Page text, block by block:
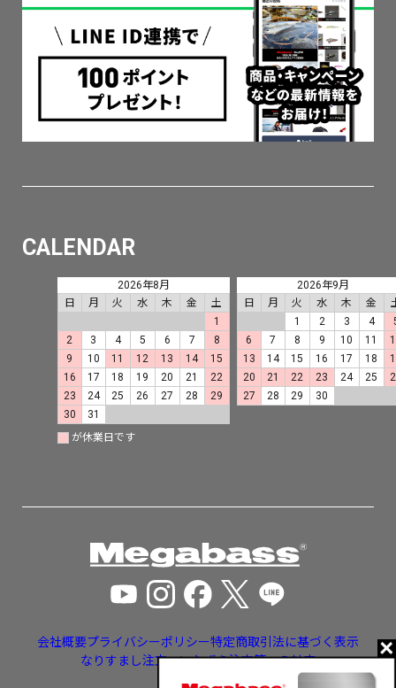
CALENDAR
2026年8月
日
月 火 水 木 金
土
1
2
3 4 5 6 7
8
9
10 11 12 13 14
15
16
17 18 19 20 21
22
23
24 25 26 27 28
29
30
31
2026年9月
日
月 火 水 木 金
1
2 3 4
6
7 8 9 10 11
13
14 15 16 17 18
20
21 22 23 24 25
27
28 29 30
が休業日です
会社概要プライバシーポリシー特定商取引法に基づく表示
なりすまし注文・いたずら注文等への対応